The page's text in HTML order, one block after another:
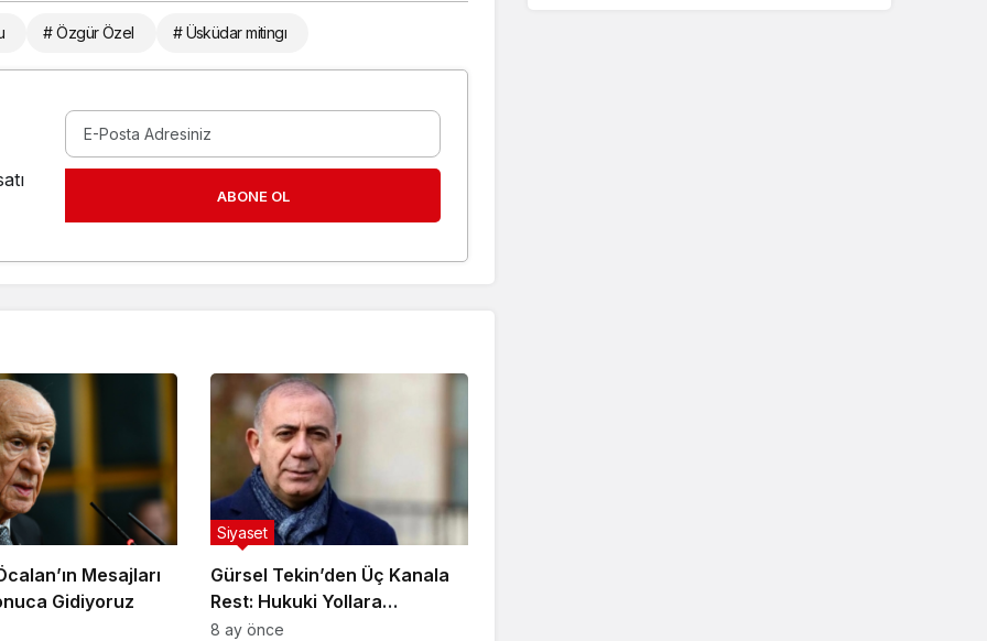
# Özgür Özel # Üsküdar mitingı
ABONE OL
Mesajları
Gidiyoruz
Gürsel Tekin’den Üç Kanala
Rest: Hukuki Yollara
Başvuracağım
Siyaset
8 ay önce